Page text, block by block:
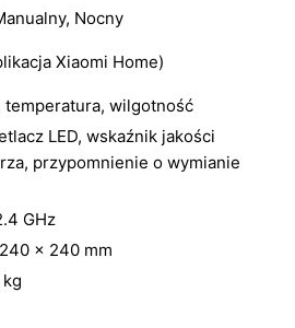
Nocny
Xiaomi Home)
temperatura, wilgotność
LED, wskaźnik jakości
przypomnienie o wymianie
GHz
× 240 mm